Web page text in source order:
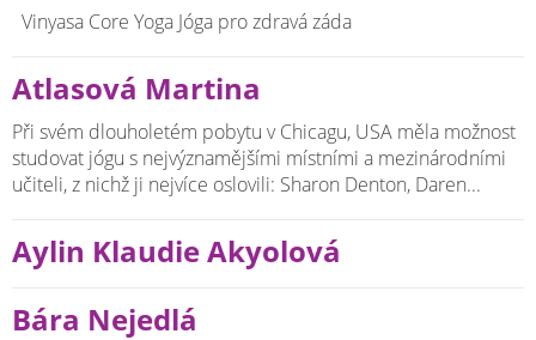
Vinyasa Core Yoga Jóga pro zdravá záda
Atlasová Martina
Při svém dlouholetém pobytu v Chicagu, USA měla možnost
studovat jógu s nejvýznamějšími místními a mezinárodními
učiteli, z nichž ji nejvíce oslovili: Sharon Denton, Daren...
Aylin Klaudie Akyolová
Bára Nejedlá